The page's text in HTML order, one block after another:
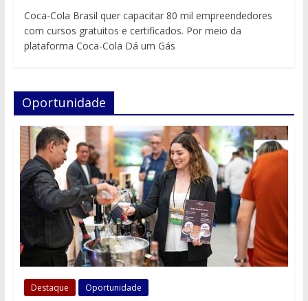
Coca-Cola Brasil quer capacitar 80 mil empreendedores
com cursos gratuitos e certificados. Por meio da
plataforma Coca-Cola Dá um Gás
Oportunidade
Destaque Oportunidade